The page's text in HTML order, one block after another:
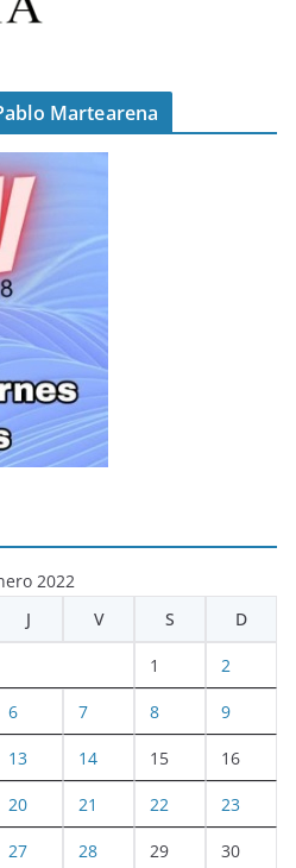
Martearena
2022
J V S D
1 2
6 7 8 9
13 14 15 16
20 21 22 23
27 28 29 30